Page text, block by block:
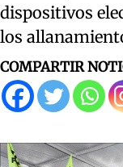
dispositivos
los
COMPARTIR